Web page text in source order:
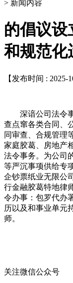
> 新闻内容
的倡议设
和规范化
【发布时间 : 2025-
深谙公司法令事
查点窜各类合同、
同审查、合规管理
家庭胶葛、房地产
法令事务。为公司
等严沉事项供给专
企钞票纸业无限公
行金融胶葛特地律
令办事：包罗代办
历以及和事业单元
师。
关注微信公众号